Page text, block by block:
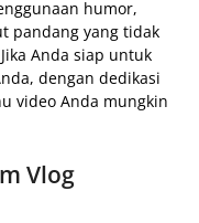
humor,
pandang yang tidak
Anda siap untuk
dengan dedikasi
video Anda mungkin
Vlog